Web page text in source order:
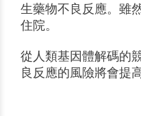
生藥物不良反應。雖
住院。
從人類基因體解碼的
良反應的風險將會提